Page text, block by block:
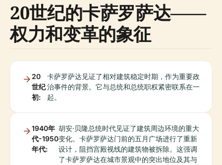
20世纪的卡萨罗萨达——
权力和变革的象征
20
世纪
初:
卡萨罗萨达见证了相对建筑稳定时期，作为重要政
治事件的背景。它与总统和总统职权紧密联系在一
起。
1940年
代-1950
年代:
胡安·贝隆总统时代见证了建筑周边环境的重大
变化。卡萨罗萨达门前的五月广场进行了重新
设计，阻挡宫殿视线的建筑物被拆除。这强调
了卡萨罗萨达在城市景观中的突出地位及其与